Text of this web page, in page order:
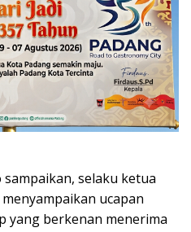
selaku ketua
ucapan
yang berkenan menerima